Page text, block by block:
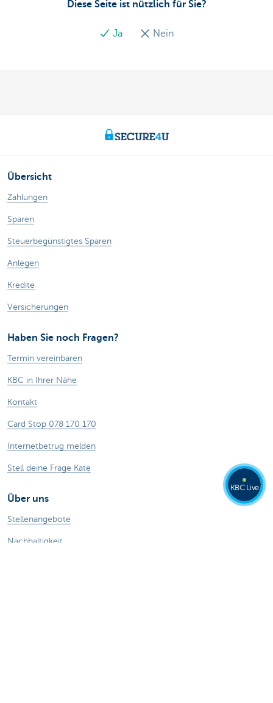
Diese Seite ist nützlich für Sie?
Ja Nein
Übersicht
Zahlungen
Sparen
Steuerbegünstigtes Sparen
Anlegen
Kredite
Versicherungen
Haben Sie noch Fragen?
Termin vereinbaren
KBC in Ihrer Nähe
Kontakt
Card Stop 078 170 170
Internetbetrug melden
Stell deine Frage Kate
Über uns
Stellenangebote
Nachhaltigkeit
KBC Live